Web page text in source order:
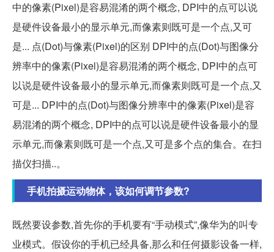
中的像素(Pixel)是容易混淆的两个概念, DPI中的点可以说
是硬件设备最小的显示单元,而像素则既可是一个点,又可
是... 点(Dot)与像素(Pixel)的区别 DPI中的点(Dot)与图像分
辨率中的像素(Pixel)是容易混淆的两个概念, DPI中的点可
以说是硬件设备最小的显示单元,而像素则既可是一个点,又
可是... DPI中的点(Dot)与图像分辨率中的像素(Pixel)是容
易混淆的两个概念, DPI中的点可以说是硬件设备最小的显
示单元,而像素则既可是一个点,又可是多个点的集合。在扫
描仪扫描..。
手机拍摄运动物体，该如何调节参数?
既然要设参数,首先你的手机要有“手动模式”,像华为的叫专
业模式。假设你的手机已经具备,那么和任何摄影设备一样,